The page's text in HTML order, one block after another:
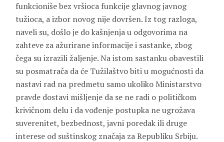
funkcioniše bez vršioca funkcije glavnog javnog
tužioca, a izbor novog nije dovršen. Iz tog razloga,
naveli su, došlo je do kašnjenja u odgovorima na
zahteve za ažurirane informacije i sastanke, zbog
čega su izrazili žaljenje. Na istom sastanku obavestili
su posmatrača da će Tužilaštvo biti u mogućnosti da
nastavi rad na predmetu samo ukoliko Ministarstvo
pravde dostavi mišljenje da se ne radi o političkom
krivičnom delu i da vođenje postupka ne ugrožava
suverenitet, bezbednost, javni poredak ili druge
interese od suštinskog značaja za Republiku Srbiju.